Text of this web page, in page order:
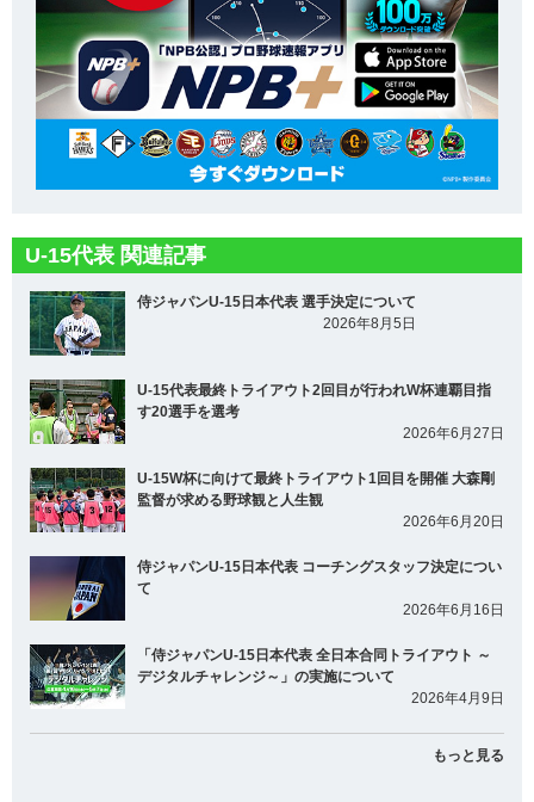
U-15代表 関連記事
侍ジャパンU-15日本代表 選手決定について
2026年8月5日
U-15代表最終トライアウト2回目が行われW杯連覇目指
す20選手を選考
2026年6月27日
U-15W杯に向けて最終トライアウト1回目を開催 大森剛
監督が求める野球観と人生観
2026年6月20日
侍ジャパンU-15日本代表 コーチングスタッフ決定につい
て
2026年6月16日
「侍ジャパンU-15日本代表 全日本合同トライアウト ～
デジタルチャレンジ～」の実施について
2026年4月9日
もっと見る